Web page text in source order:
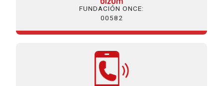
FUNDACIÓN ONCE:
00582